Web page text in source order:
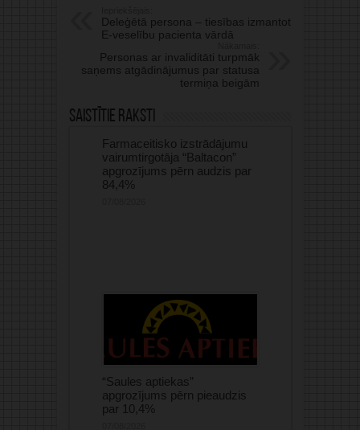
Deleģētā persona – tiesības izmantot
E-veselību pacienta vārdā
Personas ar invaliditāti turpmāk
saņems atgādinājumus par statusa
termiņa beigām
Saistītie raksti
Farmaceitisko izstrādājumu
vairumtirgotāja “Baltacon”
apgrozījums pērn audzis par
84,4%
“Saules aptiekas”
apgrozījums pērn pieaudzis
par 10,4%